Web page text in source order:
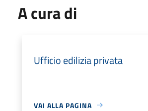
A cura di
Ufficio edilizia privata
VAI ALLA PAGINA